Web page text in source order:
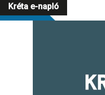
Kréta e-napló